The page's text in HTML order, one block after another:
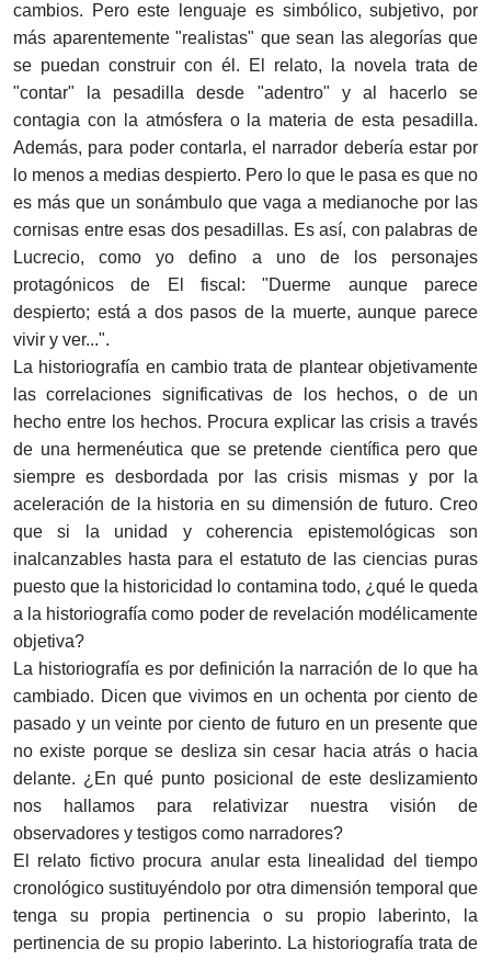
cambios. Pero este lenguaje es simbólico, subjetivo, por
más aparentemente "realistas" que sean las alegorías que
se puedan construir con él. El relato, la novela trata de
"contar" la pesadilla desde "adentro" y al hacerlo se
contagia con la atmósfera o la materia de esta pesadilla.
Además, para poder contarla, el narrador debería estar por
lo menos a medias despierto. Pero lo que le pasa es que no
es más que un sonámbulo que vaga a medianoche por las
cornisas entre esas dos pesadillas. Es así, con palabras de
Lucrecio, como yo defino a uno de los personajes
protagónicos de El fiscal: "Duerme aunque parece
despierto; está a dos pasos de la muerte, aunque parece
vivir y ver...".
La historiografía en cambio trata de plantear objetivamente
las correlaciones significativas de los hechos, o de un
hecho entre los hechos. Procura explicar las crisis a través
de una hermenéutica que se pretende científica pero que
siempre es desbordada por las crisis mismas y por la
aceleración de la historia en su dimensión de futuro. Creo
que si la unidad y coherencia epistemológicas son
inalcanzables hasta para el estatuto de las ciencias puras
puesto que la historicidad lo contamina todo, ¿qué le queda
a la historiografía como poder de revelación modélicamente
objetiva?
La historiografía es por definición la narración de lo que ha
cambiado. Dicen que vivimos en un ochenta por ciento de
pasado y un veinte por ciento de futuro en un presente que
no existe porque se desliza sin cesar hacia atrás o hacia
delante. ¿En qué punto posicional de este deslizamiento
nos hallamos para relativizar nuestra visión de
observadores y testigos como narradores?
El relato fictivo procura anular esta linealidad del tiempo
cronológico sustituyéndolo por otra dimensión temporal que
tenga su propia pertinencia o su propio laberinto, la
pertinencia de su propio laberinto. La historiografía trata de